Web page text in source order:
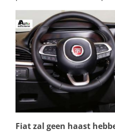
Fiat zal geen haast